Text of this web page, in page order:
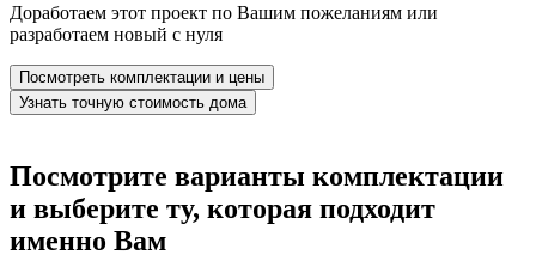
Доработаем этот проект по Вашим пожеланиям или
разработаем новый с нуля
Посмотреть комплектации и цены
Узнать точную стоимость дома
Посмотрите варианты комплектации
и выберите ту, которая подходит
именно Вам